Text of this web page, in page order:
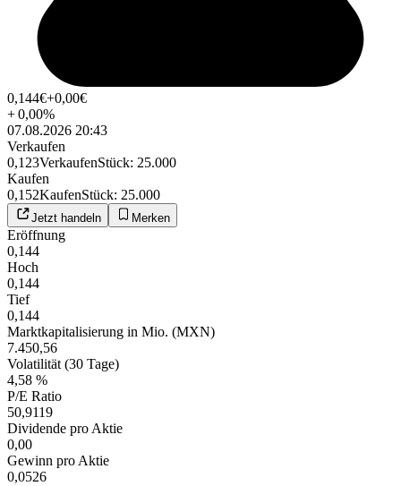
0,144€+0,00€
+0,00%
07.08.2026 20:43
Verkaufen
0,123VerkaufenStück: 25.000
Kaufen
0,152KaufenStück: 25.000
Jetzt handeln Merken
Eröffnung
0,144
Hoch
0,144
Tief
0,144
Marktkapitalisierung in Mio. (MXN)
7.450,56
Volatilität (30 Tage)
4,58 %
P/E Ratio
50,9119
Dividende pro Aktie
0,00
Gewinn pro Aktie
0,0526